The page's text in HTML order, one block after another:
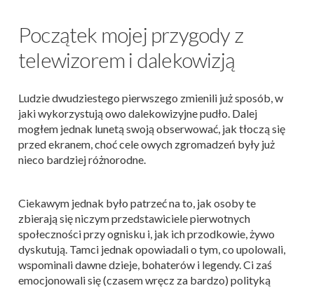
Początek mojej przygody z
telewizorem i dalekowizją
Ludzie dwudziestego pierwszego zmienili już sposób, w
jaki wykorzystują owo dalekowizyjne pudło. Dalej
mogłem jednak lunetą swoją obserwować, jak tłoczą się
przed ekranem, choć cele owych zgromadzeń były już
nieco bardziej różnorodne.
Ciekawym jednak było patrzeć na to, jak osoby te
zbierają się niczym przedstawiciele pierwotnych
społeczności przy ognisku i, jak ich przodkowie, żywo
dyskutują. Tamci jednak opowiadali o tym, co upolowali,
wspominali dawne dzieje, bohaterów i legendy. Ci zaś
emocjonowali się (czasem wręcz za bardzo) polityką